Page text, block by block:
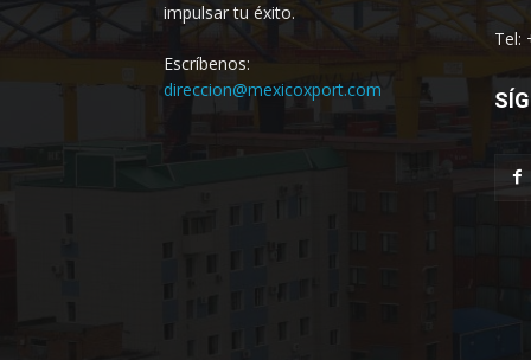
impulsar tu éxito.
Escríbenos:
direccion@mexicoxport.com
Tel: